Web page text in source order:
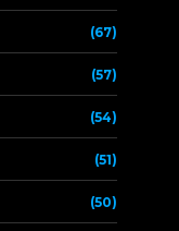
(67)
(57)
(54)
(51)
(50)